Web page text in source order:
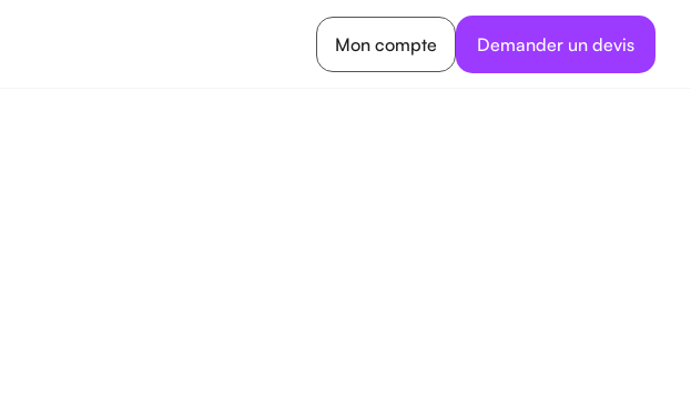
Mon compte Demander un devis